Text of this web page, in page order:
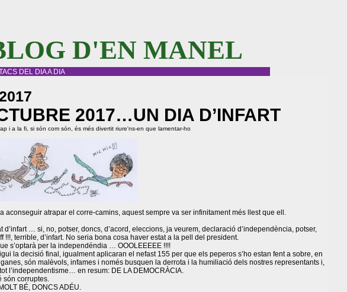
D'EN MANEL
DEL DIA A DIA
2017…UN DIA D’INFART
i a la fi, si són com són, és més divertit riure'ns-en que lamentar-ho
aconseguir atrapar el corre-camins, aquest sempre va ser infinitament més llest que ell.
d’infart … si, no, potser, doncs, d’acord, eleccions, ja veurem, declaració d’independència, potser,
!!!, terrible, d’infart. No seria bona cosa haver estat a la pell del president.
s’optarà per la independéndia … OOOLEEEEE !!!!
la decisió final, igualment aplicaran el nefast 155 per que els peperos s’ho estan fent a sobre, en
són malèvols, infames i només busquen la derrota i la humiliació dels nostres representants i,
l’independentisme… en resum: DE LA DEMOCRÀCIA.
són corruptes.
BÉ, DONCS ADÉU.